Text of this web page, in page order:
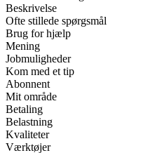
Beskrivelse
Ofte stillede spørgsmål
Brug for hjælp
Mening
Jobmuligheder
Kom med et tip
Abonnent
Mit område
Betaling
Belastning
Kvaliteter
Værktøjer